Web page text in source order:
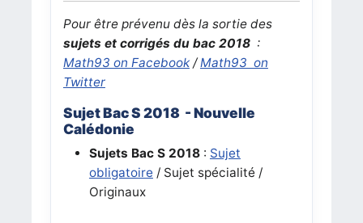
Pour être prévenu dès la sortie des
sujets et corrigés du bac 2018 :
Math93 on Facebook/Math93 on
Twitter
Sujet Bac S 2018 - Nouvelle
Calédonie
Sujets Bac S 2018: Sujet
obligatoire / Sujet spécialité /
Originaux